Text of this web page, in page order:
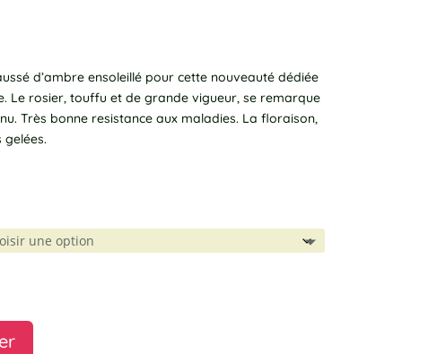
:
€
€
d’ambre ensoleillé pour cette nouveauté dédiée
Le rosier, touffu et de grande vigueur, se remarque
Très bonne resistance aux maladies. La floraison,
gelées.